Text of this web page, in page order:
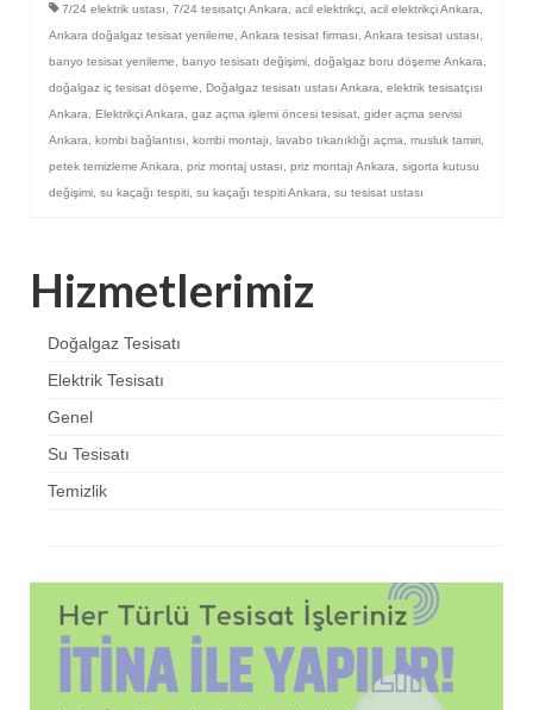
7/24 elektrik ustası 7/24 tesisatçı Ankara acil elektrikçi acil elektrikçi Ankara
Ankara doğalgaz tesisat yenileme Ankara tesisat firması Ankara tesisat ustası
banyo tesisat yenileme
banyo tesisatı değişimi doğalgaz boru döşeme Ankara
doğalgaz iç tesisat döşeme
Doğalgaz tesisatı ustası Ankara
elektrik tesisatçısı
Ankara
Elektrikçi Ankara gaz açma işlemi öncesi tesisat gider açma servisi
Ankara
kombi bağlantısı kombi montajı lavabo tıkanıklığı açma musluk tamiri
petek temizleme Ankara
priz montaj ustası priz montajı Ankara
sigorta kutusu
değişimi su kaçağı tespiti su kaçağı tespiti Ankara su tesisat ustası
Hizmetlerimiz
Doğalgaz Tesisatı
Elektrik Tesisatı
Genel
Su Tesisatı
Temizlik